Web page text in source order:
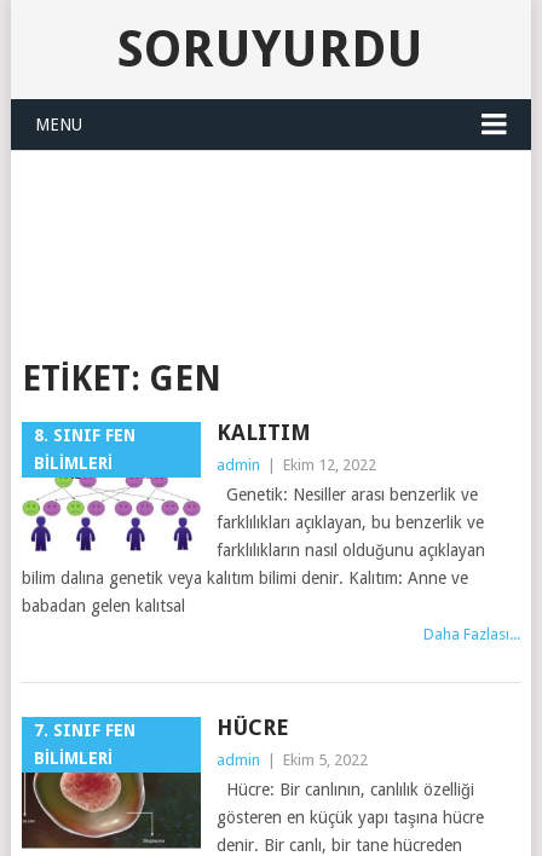
SORUYURDU
MENU
ETIKET: GEN
8. SINIF FEN
BILIMLERI
KALITIM
admin Ekim 12, 2022
Genetik: Nesiller arası benzerlik ve
farklılıkları açıklayan, bu benzerlik ve
farklılıkların nasıl olduğunu açıklayan
bilim dalına genetik veya kalıtım bilimi denir. Kalıtım: Anne ve
babadan gelen kalıtsal
Daha Fazlası...
7. SINIF FEN
BILIMLERI
HÜCRE
admin Ekim 5, 2022
Hücre: Bir canlının, canlılık özelliği
gösteren en küçük yapı taşına hücre
denir. Bir canlı, bir tane hücreden